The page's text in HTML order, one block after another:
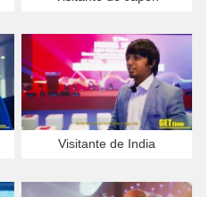
Visitante de India